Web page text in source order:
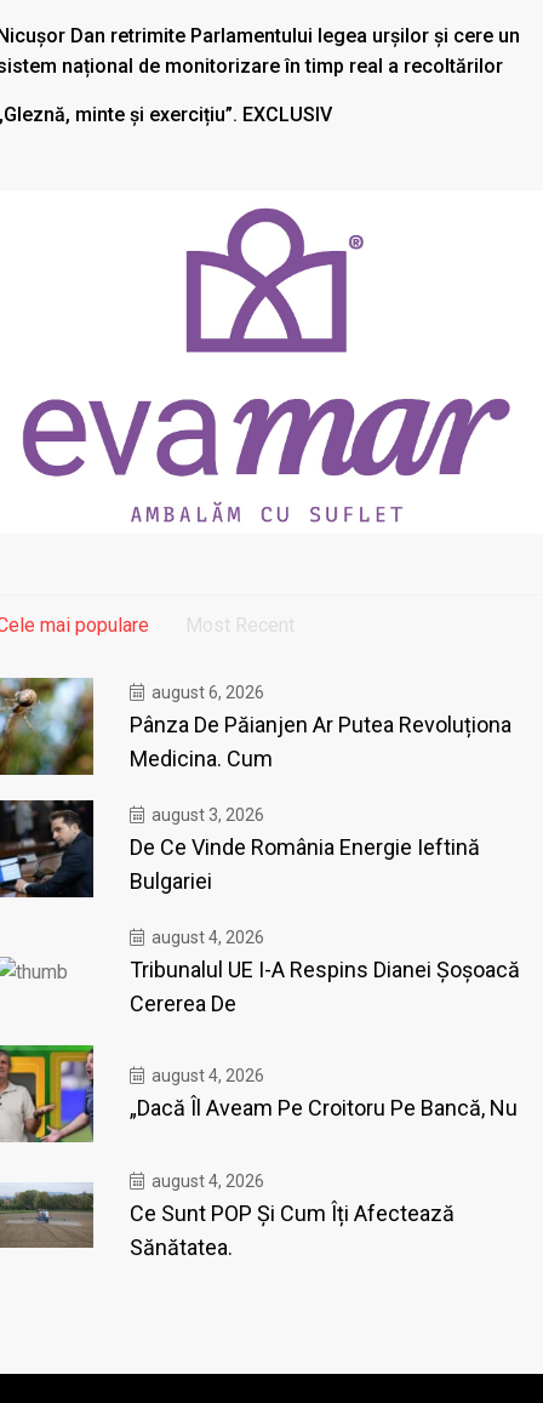
Dan retrimite Parlamentului legea urșilor și cere un
național de monitorizare în timp real a recoltărilor
minte și exercițiu”. EXCLUSIV
mai populare Most Recent
august 6, 2026
Pânza De Păianjen Ar Putea Revoluționa
Medicina. Cum
august 3, 2026
De Ce Vinde România Energie Ieftină
Bulgariei
august 4, 2026
Tribunalul UE I-A Respins Dianei Șoșoacă
Cererea De
august 4, 2026
„Dacă Îl Aveam Pe Croitoru Pe Bancă, Nu
august 4, 2026
Ce Sunt POP Și Cum Îți Afectează
Sănătatea.